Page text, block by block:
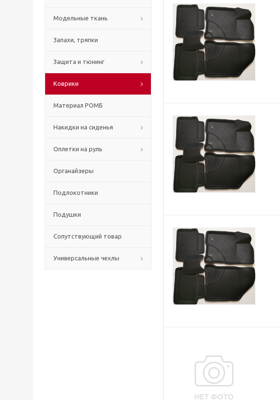
Модельные ткань
Запахи, тряпки
Защита и тюнинг
Коврики
Материал РОМБ
Накидки на сиденья
Оплетки на руль
Органайзеры
Подлокотники
Подушки
Сопутствующий товар
Универсальные чехлы